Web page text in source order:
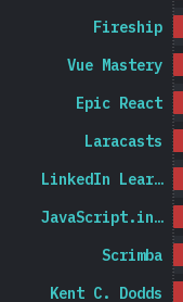
Kent C. Dodds
Scrimba
JavaScript.in…
LinkedIn Lear…
Laracasts
Epic React
Vue Mastery
Fireship